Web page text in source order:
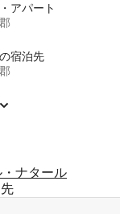
アパート
宿泊先
ナタール